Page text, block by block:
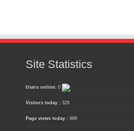
Site Statistics
Users online: 0
Visitors today : 329
Page views today : 999